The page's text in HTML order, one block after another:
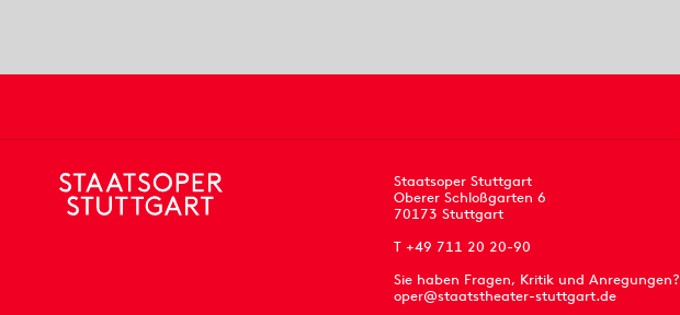
Staatsoper Stuttgart
Oberer Schloßgarten 6
70173 Stuttgart
T +49 711 20 20-90
Sie haben Fragen, Kritik und Anregungen?
oper@staatstheater-stuttgart.de